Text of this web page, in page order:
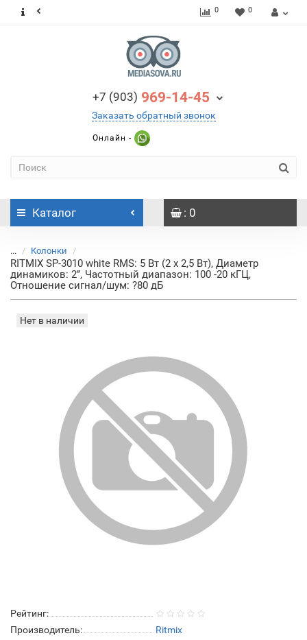
0 0
+7 (903) 969-14-45
Заказать обратный звонок
Онлайн -
Каталог : 0
... Колонки
RITMIX SP-3010 white RMS: 5 Вт (2 х 2,5 Вт), Диаметр
динамиков: 2’’, Частотный диапазон: 100 -20 кГЦ,
Отношение сигнал/шум: ?80 дБ
Нет в наличии
Рейтинг:
Производитель:
Ritmix